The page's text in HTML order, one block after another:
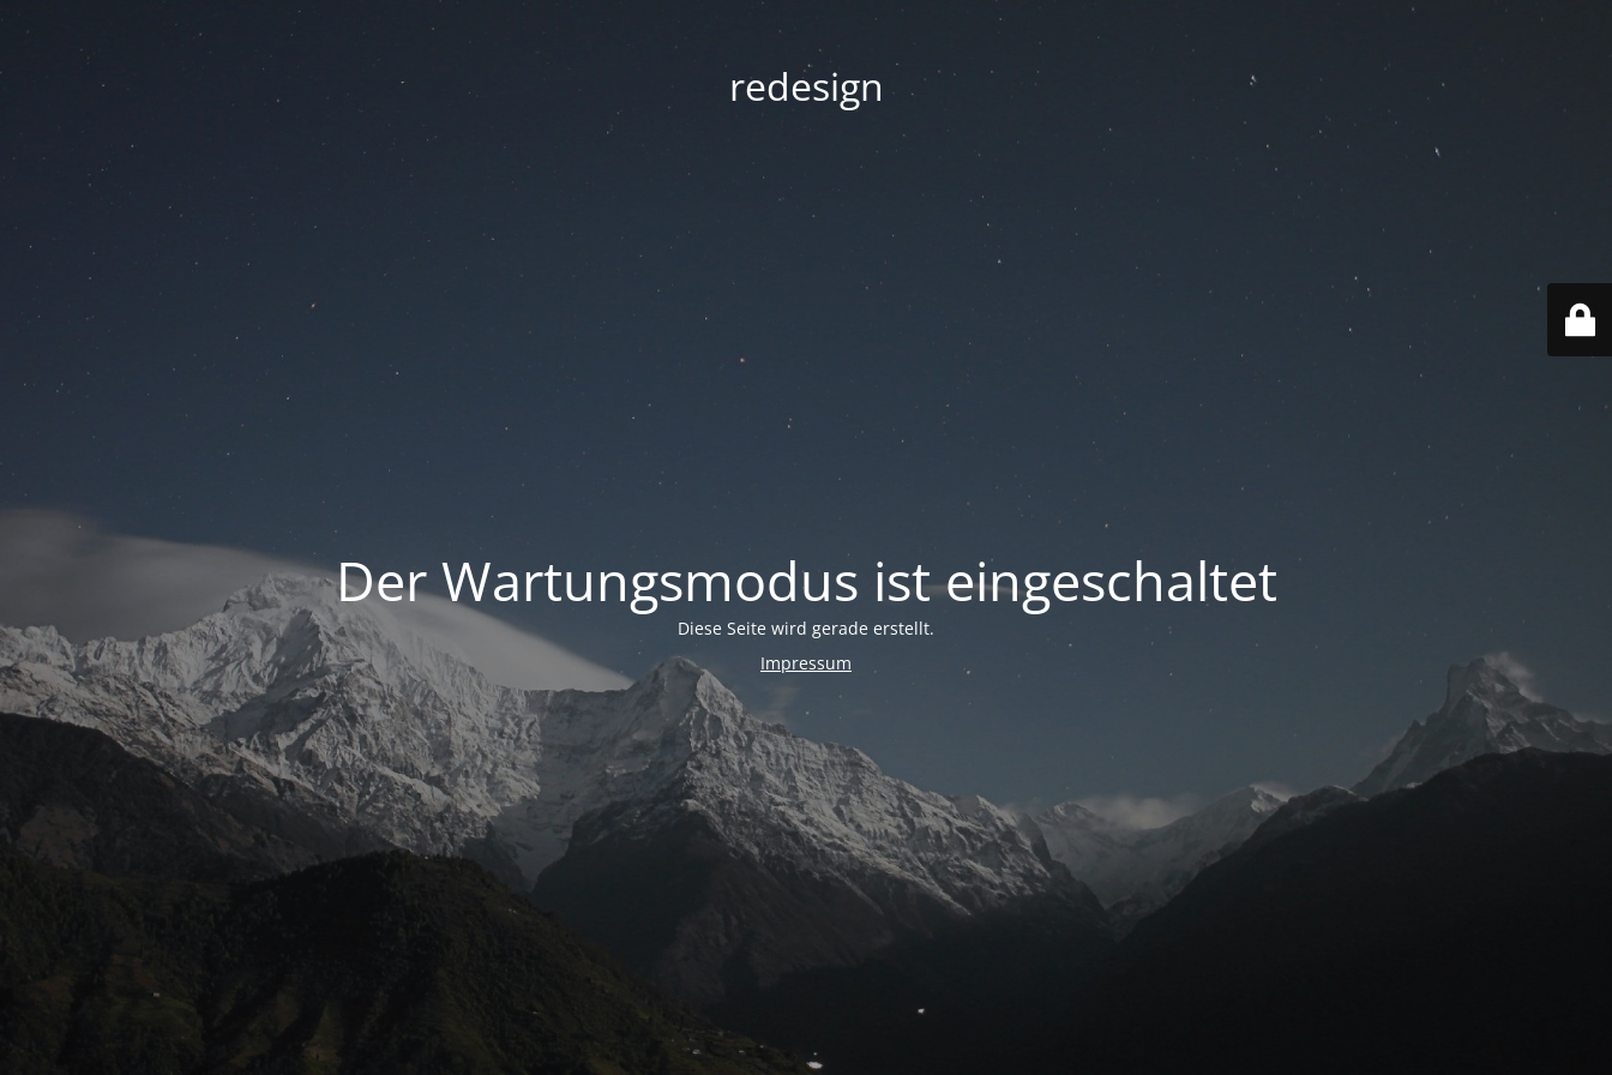
redesign
Der Wartungsmodus ist eingeschaltet
Diese Seite wird gerade erstellt.
Impressum